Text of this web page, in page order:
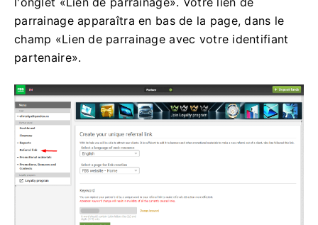
parrainage apparaîtra en bas de la page, dans le
champ «Lien de parrainage avec votre identifiant
partenaire».